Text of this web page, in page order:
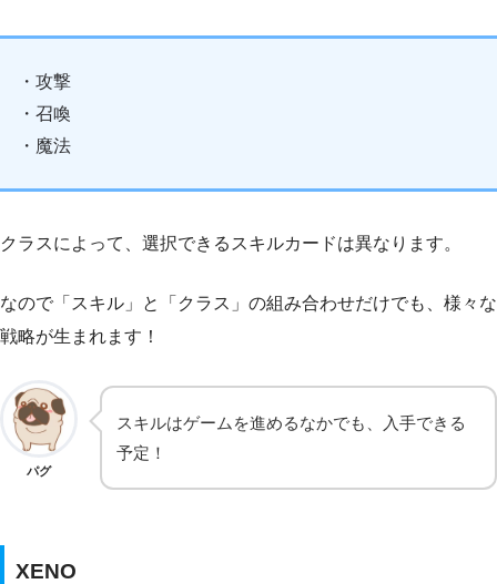
・攻撃
・召喚
・魔法
クラスによって、選択できるスキルカードは異なります。
なので「スキル」と「クラス」の組み合わせだけでも、様々な
戦略が生まれます！
パグ
スキルはゲームを進めるなかでも、入手できる
予定！
XENO